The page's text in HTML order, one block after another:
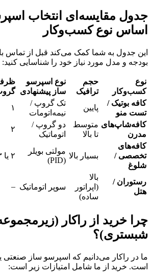
جدول مقایسه‌ای انتخاب
اساس نوع کسب‌وکار
این جدول به شما کمک می‌کند قبل از تماس
بودجه و مدل مورد نیاز خود را شناسایی کنید:
نوع
کسب‌وکار
حجم
ترافیک
نوع اسپرسو
ساز پیشنهادی
کافه بوتیک /
تست منو
پایین
تک گروپ /
نیمه‌اتومات
۱
کافه‌شاپ‌های
مدرن
متوسط
تا بالا
دو گروپ /
اتوماتیک
۲
کافه‌های
تخصصی /
شلوغ
بسیار بالا
مولتی بویلر
(PID)
۲ یا ۳
رستوران /
هتل
بالا
(اپراتور
ساده)
سوپر اتوماتیک –
چرا خرید از راکار
شبستری)؟
ما در راکار می‌دانیم که اسپرسو ساز صنعتی
است. خرید از ما شامل امتیازات زیر است: